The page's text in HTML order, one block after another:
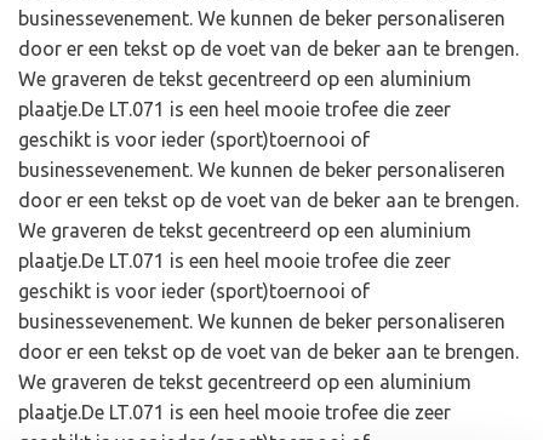
businessevenement. We kunnen de beker personaliseren
door er een tekst op de voet van de beker aan te brengen.
We graveren de tekst gecentreerd op een aluminium
plaatje.De LT.071 is een heel mooie trofee die zeer
geschikt is voor ieder (sport)toernooi of
businessevenement. We kunnen de beker personaliseren
door er een tekst op de voet van de beker aan te brengen.
We graveren de tekst gecentreerd op een aluminium
plaatje.De LT.071 is een heel mooie trofee die zeer
geschikt is voor ieder (sport)toernooi of
businessevenement. We kunnen de beker personaliseren
door er een tekst op de voet van de beker aan te brengen.
We graveren de tekst gecentreerd op een aluminium
plaatje.De LT.071 is een heel mooie trofee die zeer